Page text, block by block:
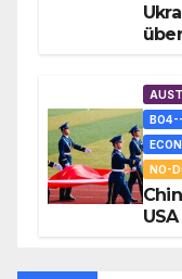
NO-